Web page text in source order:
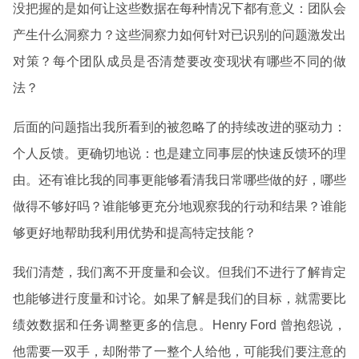
没把握的是如何让这些数据在每种情况下都有意义：团队会
产生什么洞察力？这些洞察力如何针对已识别的问题激发出
对策？每个团队成员是否清楚要改变现状有哪些不同的做
法？
后面的问题指出我所看到的被忽略了的持续改进的驱动力：
个人反馈。更确切地说：也是建立同事层的快速反馈环的理
由。还有谁比我的同事更能够看清我日常哪些做的好，哪些
做得不够好吗？谁能够更充分地观察我的行动和结果？谁能
够更好地帮助我利用优势和提高特定技能？
我们清楚，我们离不开度量和会议。但我们不进行了解肯定
也能够进行度量和讨论。如果了解是我们的目标，就需要比
绩效数据和任务调整更多的信息。Henry Ford 曾抱怨说，
他需要一双手，却附带了一整个人给他，可能我们要注意的